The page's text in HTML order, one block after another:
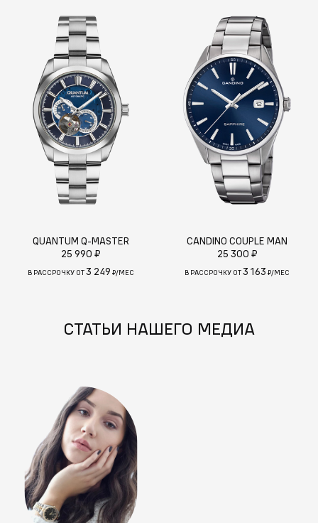
QUANTUM Q-MASTER
25 990 ₽
В РАССРОЧКУ ОТ3 249 ₽/МЕС
CANDINO COUPLE MAN
25 300 ₽
В РАССРОЧКУ ОТ3 163 ₽/МЕС
СТАТЬИ НАШЕГО МЕДИА